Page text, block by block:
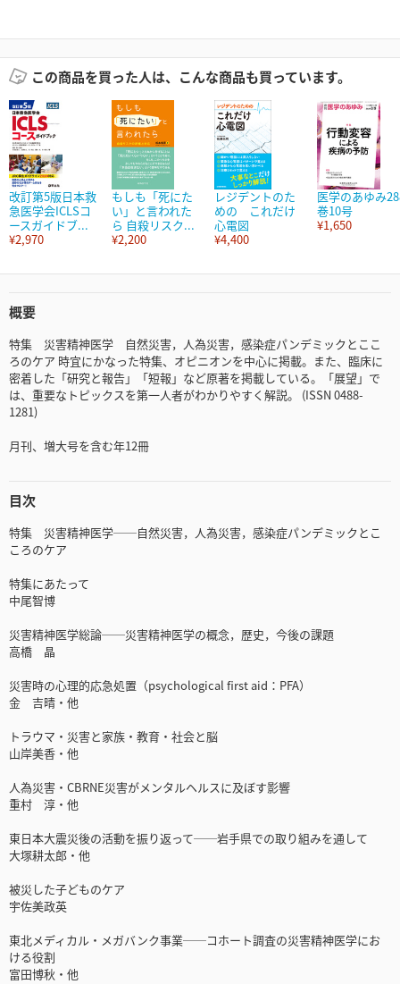
この商品を買った人は、こんな商品も買っています。
改訂第5版日本救
急医学会ICLSコ
ースガイドブ...
¥2,970
もしも「死にた
い」と言われた
ら 自殺リスク...
¥2,200
レジデントのた
めの これだけ
心電図
¥4,400
医学のあゆみ
巻10号
¥1,650
概要
特集 災害精神医学 自然災害，人為災害，感染症パンデミックとここ
ろのケア 時宜にかなった特集、オピニオンを中心に掲載。また、臨床に
密着した「研究と報告」「短報」など原著を掲載している。「展望」で
は、重要なトピックスを第一人者がわかりやすく解説。 (ISSN 0488-
1281)
月刊、増大号を含む年12冊
目次
特集 災害精神医学──自然災害，人為災害，感染症パンデミックとこ
ころのケア
特集にあたって
中尾智博
災害精神医学総論──災害精神医学の概念，歴史，今後の課題
高橋 晶
災害時の心理的応急処置（psychological first aid：PFA）
金 吉晴・他
トラウマ・災害と家族・教育・社会と脳
山岸美香・他
人為災害・CBRNE災害がメンタルヘルスに及ぼす影響
重村 淳・他
東日本大震災後の活動を振り返って──岩手県での取り組みを通して
大塚耕太郎・他
被災した子どものケア
宇佐美政英
東北メディカル・メガバンク事業──コホート調査の災害精神医学にお
ける役割
富田博秋・他